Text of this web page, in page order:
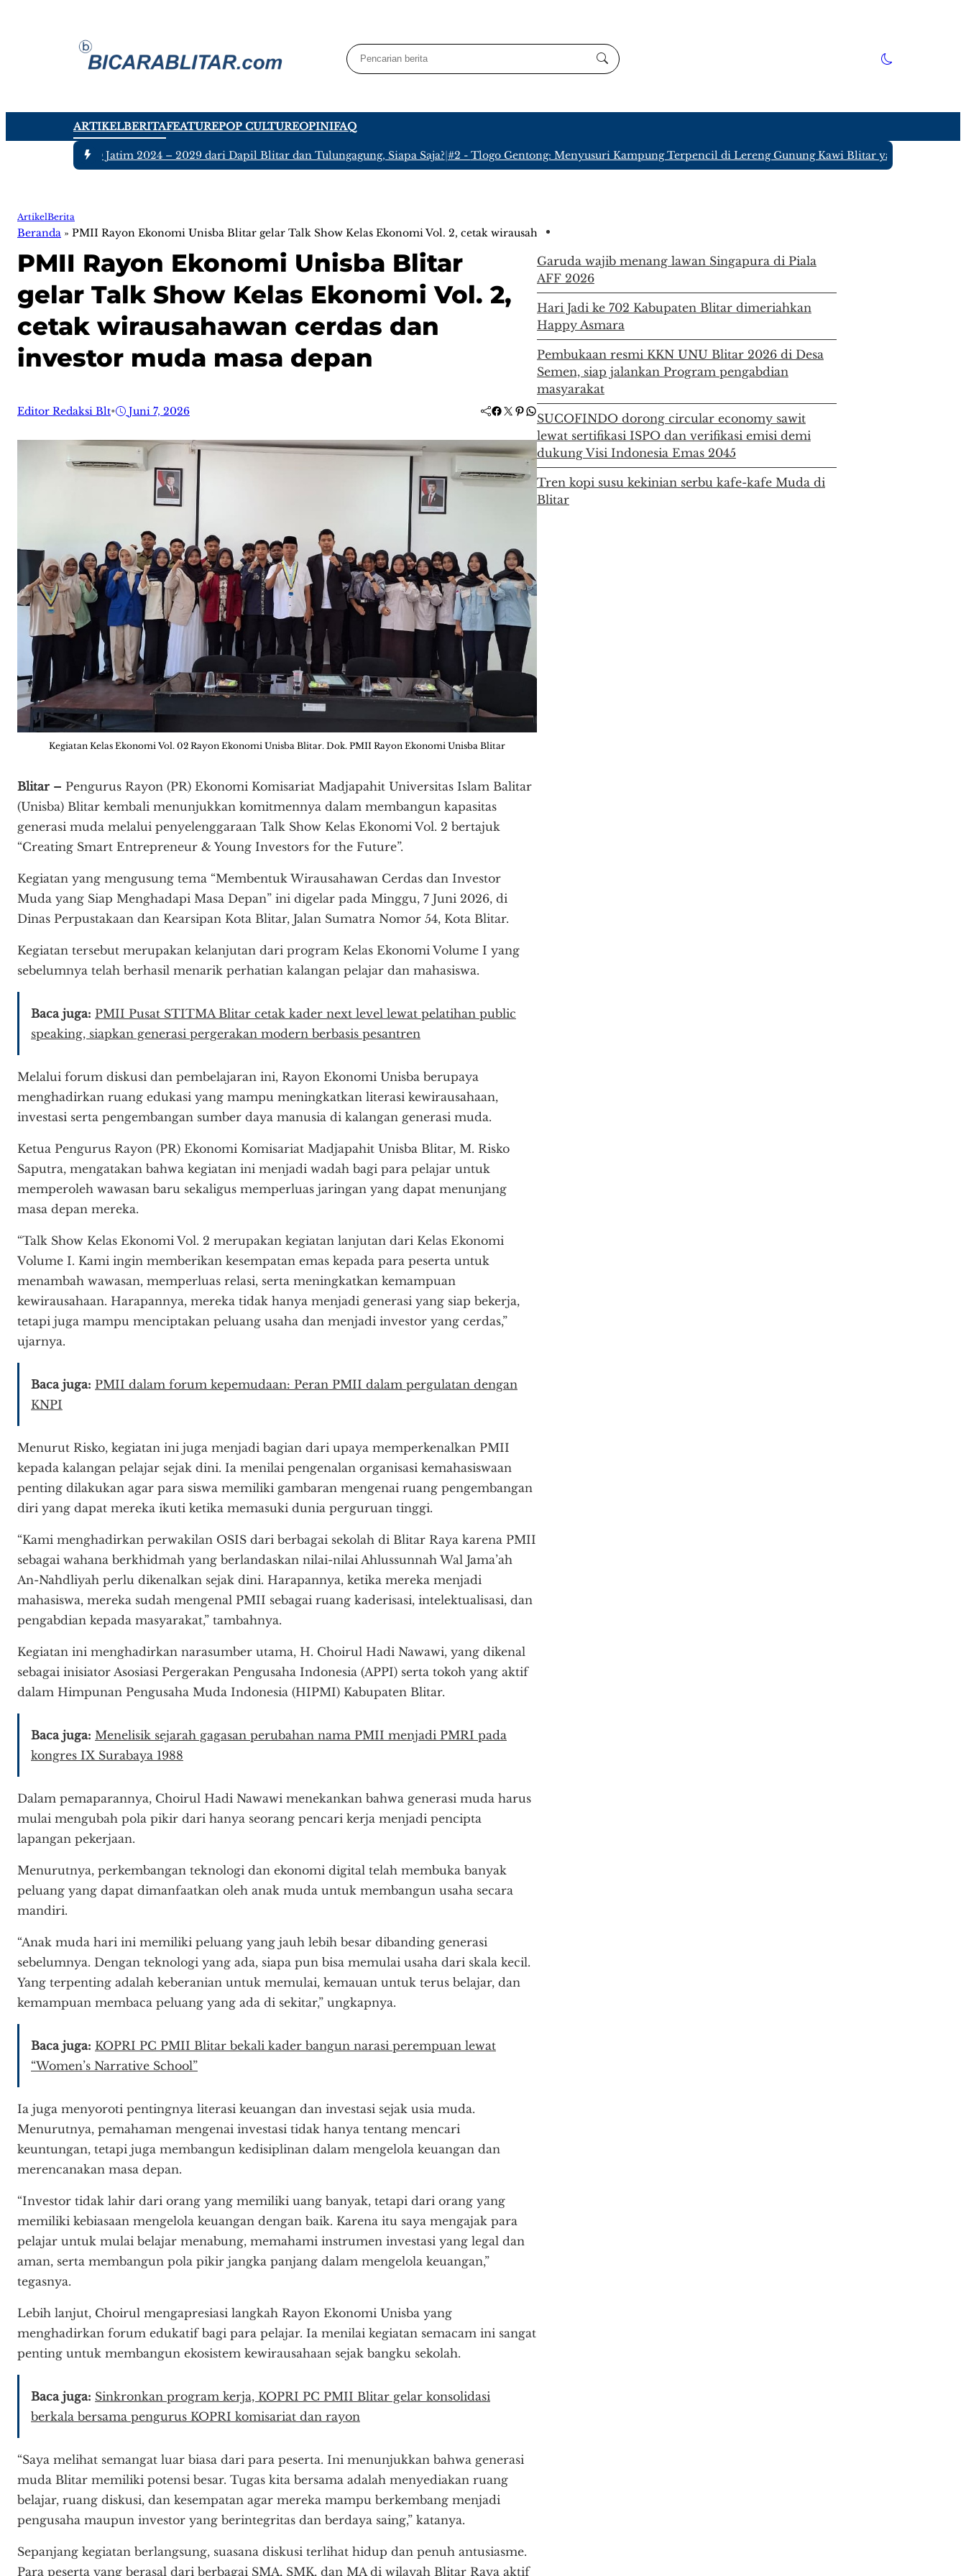
ARTIKELBERITAFEATUREPOP CULTUREOPINIFAQ
DPRD Jatim 2024 – 2029 dari Dapil Blitar dan Tulungagung, Siapa Saja?| #2 -Tlogo Gentong: Menyusuri Kampung Terpencil di Lereng Gunung Kawi Blitar yang Hanya Ditinggali
ArtikelBerita
Beranda » PMII Rayon Ekonomi Unisba Blitar gelar Talk Show Kelas Ekonomi Vol. 2, cetak wirausahawan cerdas dan investor muda masa depan
PMII Rayon Ekonomi Unisba Blitar
gelar Talk Show Kelas Ekonomi Vol. 2,
cetak wirausahawan cerdas dan
investor muda masa depan
Editor Redaksi Blt• Juni 7, 2026 Facebook Twitter Pinterest WhatsApp
Kegiatan Kelas Ekonomi Vol. 02 Rayon Ekonomi Unisba Blitar. Dok. PMII Rayon Ekonomi Unisba Blitar
Blitar – Pengurus Rayon (PR) Ekonomi Komisariat Madjapahit Universitas Islam Balitar
(Unisba) Blitar kembali menunjukkan komitmennya dalam membangun kapasitas
generasi muda melalui penyelenggaraan Talk Show Kelas Ekonomi Vol. 2 bertajuk
“Creating Smart Entrepreneur & Young Investors for the Future”.
Kegiatan yang mengusung tema “Membentuk Wirausahawan Cerdas dan Investor
Muda yang Siap Menghadapi Masa Depan” ini digelar pada Minggu, 7 Juni 2026, di
Dinas Perpustakaan dan Kearsipan Kota Blitar, Jalan Sumatra Nomor 54, Kota Blitar.
Kegiatan tersebut merupakan kelanjutan dari program Kelas Ekonomi Volume I yang
sebelumnya telah berhasil menarik perhatian kalangan pelajar dan mahasiswa.
Baca juga: PMII Pusat STITMA Blitar cetak kader next level lewat pelatihan public
speaking, siapkan generasi pergerakan modern berbasis pesantren
Melalui forum diskusi dan pembelajaran ini, Rayon Ekonomi Unisba berupaya
menghadirkan ruang edukasi yang mampu meningkatkan literasi kewirausahaan,
investasi serta pengembangan sumber daya manusia di kalangan generasi muda.
Ketua Pengurus Rayon (PR) Ekonomi Komisariat Madjapahit Unisba Blitar, M. Risko
Saputra, mengatakan bahwa kegiatan ini menjadi wadah bagi para pelajar untuk
memperoleh wawasan baru sekaligus memperluas jaringan yang dapat menunjang
masa depan mereka.
“Talk Show Kelas Ekonomi Vol. 2 merupakan kegiatan lanjutan dari Kelas Ekonomi
Volume I. Kami ingin memberikan kesempatan emas kepada para peserta untuk
menambah wawasan, memperluas relasi, serta meningkatkan kemampuan
kewirausahaan. Harapannya, mereka tidak hanya menjadi generasi yang siap bekerja,
tetapi juga mampu menciptakan peluang usaha dan menjadi investor yang cerdas,”
ujarnya.
Baca juga: PMII dalam forum kepemudaan: Peran PMII dalam pergulatan dengan
KNPI
Menurut Risko, kegiatan ini juga menjadi bagian dari upaya memperkenalkan PMII
kepada kalangan pelajar sejak dini. Ia menilai pengenalan organisasi kemahasiswaan
penting dilakukan agar para siswa memiliki gambaran mengenai ruang pengembangan
diri yang dapat mereka ikuti ketika memasuki dunia perguruan tinggi.
“Kami menghadirkan perwakilan OSIS dari berbagai sekolah di Blitar Raya karena PMII
sebagai wahana berkhidmah yang berlandaskan nilai-nilai Ahlussunnah Wal Jama’ah
An-Nahdliyah perlu dikenalkan sejak dini. Harapannya, ketika mereka menjadi
mahasiswa, mereka sudah mengenal PMII sebagai ruang kaderisasi, intelektualisasi, dan
pengabdian kepada masyarakat,” tambahnya.
Kegiatan ini menghadirkan narasumber utama, H. Choirul Hadi Nawawi, yang dikenal
sebagai inisiator Asosiasi Pergerakan Pengusaha Indonesia (APPI) serta tokoh yang aktif
dalam Himpunan Pengusaha Muda Indonesia (HIPMI) Kabupaten Blitar.
Baca juga: Menelisik sejarah gagasan perubahan nama PMII menjadi PMRI pada
kongres IX Surabaya 1988
Dalam pemaparannya, Choirul Hadi Nawawi menekankan bahwa generasi muda harus
mulai mengubah pola pikir dari hanya seorang pencari kerja menjadi pencipta
lapangan pekerjaan.
Menurutnya, perkembangan teknologi dan ekonomi digital telah membuka banyak
peluang yang dapat dimanfaatkan oleh anak muda untuk membangun usaha secara
mandiri.
“Anak muda hari ini memiliki peluang yang jauh lebih besar dibanding generasi
sebelumnya. Dengan teknologi yang ada, siapa pun bisa memulai usaha dari skala kecil.
Yang terpenting adalah keberanian untuk memulai, kemauan untuk terus belajar, dan
kemampuan membaca peluang yang ada di sekitar,” ungkapnya.
Baca juga: KOPRI PC PMII Blitar bekali kader bangun narasi perempuan lewat
“Women’s Narrative School”
Ia juga menyoroti pentingnya literasi keuangan dan investasi sejak usia muda.
Menurutnya, pemahaman mengenai investasi tidak hanya tentang mencari
keuntungan, tetapi juga membangun kedisiplinan dalam mengelola keuangan dan
merencanakan masa depan.
“Investor tidak lahir dari orang yang memiliki uang banyak, tetapi dari orang yang
memiliki kebiasaan mengelola keuangan dengan baik. Karena itu saya mengajak para
pelajar untuk mulai belajar menabung, memahami instrumen investasi yang legal dan
aman, serta membangun pola pikir jangka panjang dalam mengelola keuangan,”
tegasnya.
Lebih lanjut, Choirul mengapresiasi langkah Rayon Ekonomi Unisba yang
menghadirkan forum edukatif bagi para pelajar. Ia menilai kegiatan semacam ini sangat
penting untuk membangun ekosistem kewirausahaan sejak bangku sekolah.
Baca juga: Sinkronkan program kerja, KOPRI PC PMII Blitar gelar konsolidasi
berkala bersama pengurus KOPRI komisariat dan rayon
“Saya melihat semangat luar biasa dari para peserta. Ini menunjukkan bahwa generasi
muda Blitar memiliki potensi besar. Tugas kita bersama adalah menyediakan ruang
belajar, ruang diskusi, dan kesempatan agar mereka mampu berkembang menjadi
pengusaha maupun investor yang berintegritas dan berdaya saing,” katanya.
Sepanjang kegiatan berlangsung, suasana diskusi terlihat hidup dan penuh antusiasme.
Para peserta yang berasal dari berbagai SMA, SMK, dan MA di wilayah Blitar Raya aktif
Garuda wajib menang lawan Singapura di Piala
AFF 2026
Hari Jadi ke 702 Kabupaten Blitar dimeriahkan
Happy Asmara
Pembukaan resmi KKN UNU Blitar 2026 di Desa
Semen, siap jalankan Program pengabdian
masyarakat
SUCOFINDO dorong circular economy sawit
lewat sertifikasi ISPO dan verifikasi emisi demi
dukung Visi Indonesia Emas 2045
Tren kopi susu kekinian serbu kafe-kafe Muda di
Blitar